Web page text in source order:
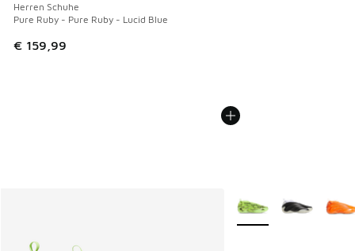
Herren Schuhe
Pure Ruby - Pure Ruby - Lucid Blue
€ 159,99
Weitere Farben